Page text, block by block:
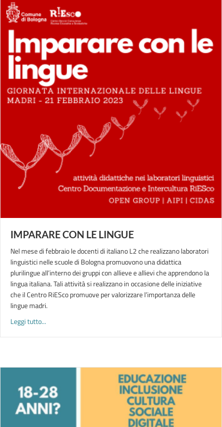
IMPARARE CON LE LINGUE
Nel mese di febbraio le docenti di italiano L2 che realizzano laboratori
linguistici nelle scuole di Bologna promuovono una didattica
plurilingue all’interno dei gruppi con allieve e allievi che apprendono la
lingua italiana. Tali attività si realizzano in occasione delle iniziative
che il Centro RiESco promuove per valorizzare l’importanza delle
lingue madri.
Leggi tutto...